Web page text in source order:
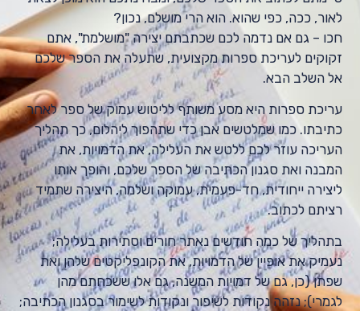
לאור, ככה, כפי שהוא. הוא הרי מושלם, נכון?
חכו – גם אם נדמה לכם שכתבתם יצירה "מושלמת", אתם
זקוקים לעריכת ספרות מקצועית, שתעלה את הספר שלכם
אל השלב הבא.
עריכת ספרות היא מסע משותף לליטוש עמוק של ספר לאחר
כתיבתו. כמו שמלטשים אבן כדי שתהפוך ליהלום, כך תהליך
העריכה עוזר לכם ללטש את העלילה, את הדמויות, את
המבנה ואת סגנון הכתיבה של הספר שלכם, והופך אותו
ליצירה ייחודית, חד-פעמית, עמוקה ושלמה, היצירה שתמיד
רציתם לכתוב.
בתהליך של כמה חודשים נאתר חורים וסתירות בעלילה;
נעמיק את אופיין של הדמויות, את הקונפליקטים שלהן ואת
שפתן (כן, גם של דמויות המשנה, גם אלו ששכחתם מהן
לגמרי); נזהה נקודות לשיפור ונקודות לשימור בסגנון הכתיבה;